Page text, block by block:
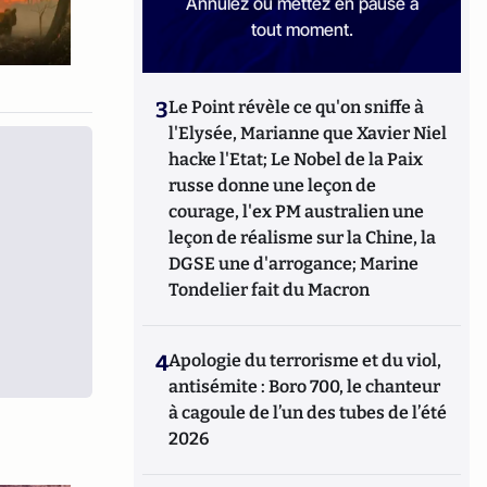
tout moment.
3Le Point révèle ce qu'on sniffe à
l'Elysée, Marianne que Xavier Niel
hacke l'Etat; Le Nobel de la Paix
russe donne une leçon de
courage, l'ex PM australien une
leçon de réalisme sur la Chine, la
DGSE une d'arrogance; Marine
Tondelier fait du Macron
4Apologie du terrorisme et du viol,
antisémite : Boro 700, le chanteur
à cagoule de l’un des tubes de l’été
2026